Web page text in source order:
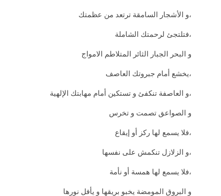
و الأشجار السامقة ترتعد من عظمتك،
فتلتجئ لرحمتك الشاملة،
و البحر الجبار الثائر المتلاطم الامواج
يخشع أمام جبروتك العاصف،
و العاصفة تنكفئ و تستكين أمام مهابتك الإلهية،
و الصواعق تصمت و تخرس
فلا يسمع لها ركز أو إيقاع،
و الزلازل تنكمش على نفسها،
فلا يسمع لها همسة أو نأمة،
و البروق المومضة يخبو بريقها و يأفل نورها